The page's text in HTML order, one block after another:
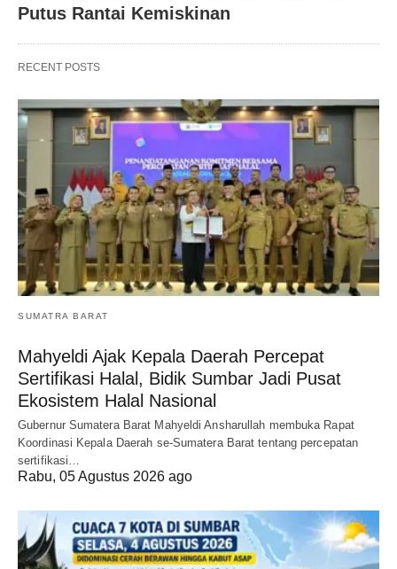
Putus Rantai Kemiskinan
RECENT POSTS
SUMATRA BARAT
Mahyeldi Ajak Kepala Daerah Percepat
Sertifikasi Halal, Bidik Sumbar Jadi Pusat
Ekosistem Halal Nasional
Gubernur Sumatera Barat Mahyeldi Ansharullah membuka Rapat
Koordinasi Kepala Daerah se-Sumatera Barat tentang percepatan
sertifikasi…
Rabu, 05 Agustus 2026 ago